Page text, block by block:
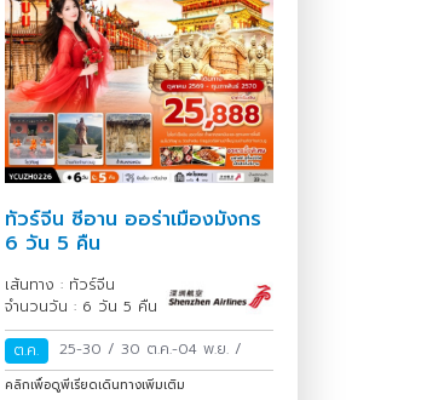
ทัวร์จีน ซีอาน ออร่าเมืองมังกร
6 วัน 5 คืน
เส้นทาง : ทัวร์จีน
จำนวนวัน : 6 วัน 5 คืน
ต.ค.
25-30 / 30 ต.ค.-04 พ.ย. /
คลิกเพื่อดูพีเรียดเดินทางเพิ่มเติม